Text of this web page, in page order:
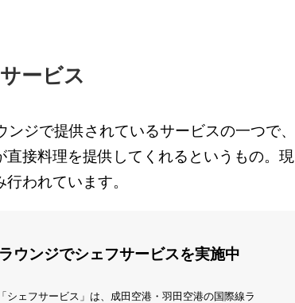
ービス
ンジで提供されているサービスの一つで、
接料理を提供してくれるというもの。現
われています。
ウンジでシェフサービスを実施中
ェフサービス」は、成田空港・羽田空港の国際線ラ